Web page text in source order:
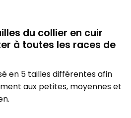
du collier en cuir
à toutes les races de
en 5 tailles différentes afin
aux petites, moyennes et